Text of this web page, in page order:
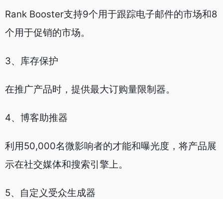
Rank Booster支持9个用于跟踪电子邮件的市场和8
个用于促销的市场。
3、库存保护
在推广产品时，提供最大订购量限制器。
4、博客助推器
利用50,000名微影响者的才能和曝光度，将产品展
示在社交媒体和搜索引擎上。
5、自定义受众生成器